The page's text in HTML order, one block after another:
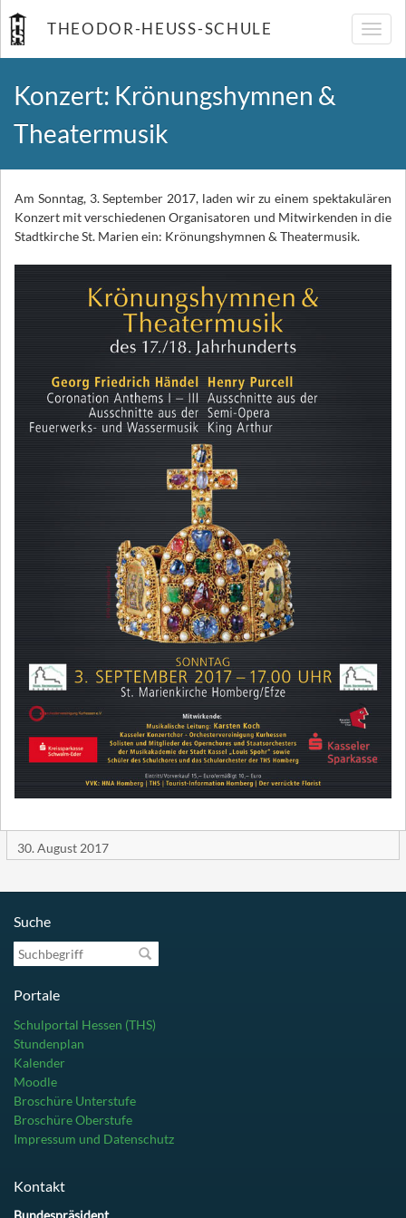
THEODOR-HEUSS-SCHULE
Konzert: Krönungshymnen &
Theatermusik
Am Sonntag, 3. September 2017, laden wir zu einem spektakulären
Konzert mit verschiedenen Organisatoren und Mitwirkenden in die
Stadtkirche St. Marien ein: Krönungshymnen & Theatermusik.
30. August 2017
Suche
Suchbegriff
Portale
Schulportal Hessen (THS)
Stundenplan
Kalender
Moodle
Broschüre Unterstufe
Broschüre Oberstufe
Impressum und Datenschutz
Kontakt
Bundespräsident